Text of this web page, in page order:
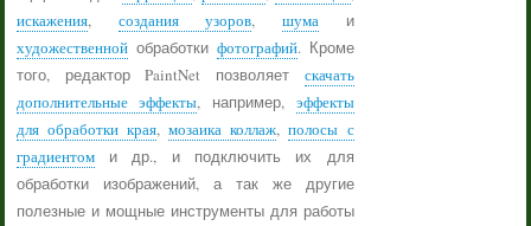
искажения, создания узоров, шумаи
художественнойобработки фотографий. Кроме
того, редактор PaintNet позволяет скачать
дополнительные эффекты, например, эффекты
для обработки края,мозаика коллаж,полосы с
градиентоми др., и подключить их для
обработки изображений, а так же другие
полезные и мощные инструменты для работы